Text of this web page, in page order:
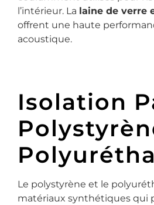
l’intérieur. La laine de verre
offrent une haute
acoustique.
Isolation
Le polystyrène et le
matériaux synthétiques qui